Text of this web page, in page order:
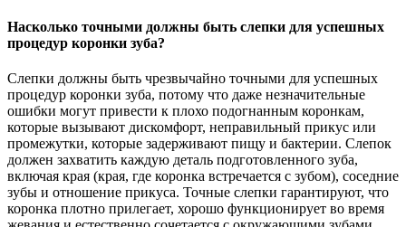
Насколько точными должны быть слепки для успешных
процедур коронки зуба?
Слепки должны быть чрезвычайно точными для успешных
процедур коронки зуба, потому что даже незначительные
ошибки могут привести к плохо подогнанным коронкам,
которые вызывают дискомфорт, неправильный прикус или
промежутки, которые задерживают пищу и бактерии. Слепок
должен захватить каждую деталь подготовленного зуба,
включая края (края, где коронка встречается с зубом), соседние
зубы и отношение прикуса. Точные слепки гарантируют, что
коронка плотно прилегает, хорошо функционирует во время